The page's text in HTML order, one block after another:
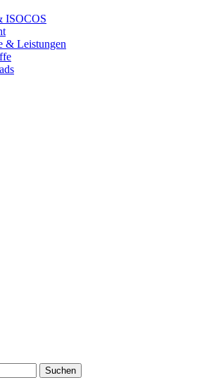
ISOCOS
& Leistungen